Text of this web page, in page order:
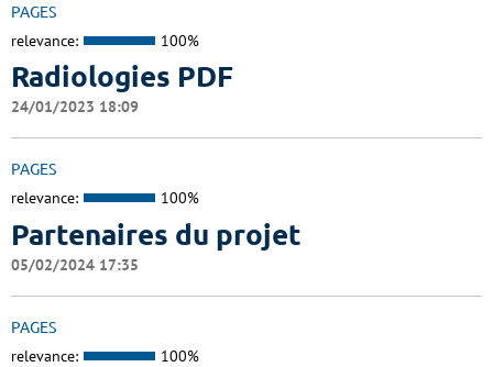
PAGES
relevance: 100%
Radiologies PDF
24/01/2023 18:09
PAGES
relevance: 100%
Partenaires du projet
05/02/2024 17:35
PAGES
relevance: 100%